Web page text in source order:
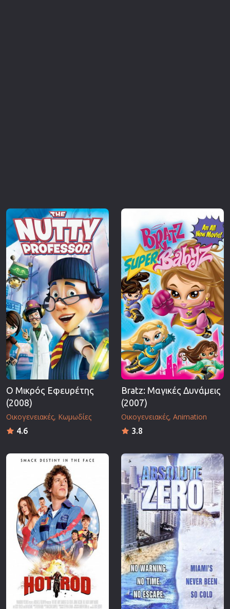
Ο Μικρός Εφευρέτης
(2008)
Οικογενειακές Κωμωδίες
4.6
Bratz: Μαγικές Δυνάμεις
(2007)
Οικογενειακές Animation
3.8